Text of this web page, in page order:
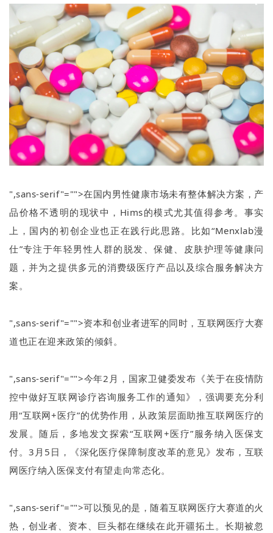
",sans-serif"="">在国内男性健康市场未有整体解决方案，产
品价格不透明的现状中， Hims的模式尤其值得参考。事实
上，国内的初创企业也正在践行此思路。比如“Menxlab漫
仕”专注于年轻男性人群的脱发、保健、皮肤护理等健康问
题，并为之提供多元的消费级医疗产品以及综合服务解决方
案。
",sans-serif"="">资本和创业者进军的同时，互联网医疗大赛
道也正在迎来政策的倾斜。
",sans-serif"="">今年2 月，国家卫健委发布《关于在疫情防
控中做好互联网诊疗咨询服务工作的通知》，强调要充分利
用“互联网+医疗”的优势作用，从政策层面助推互联网医疗的
发展。随后，多地发文探索“互联网+医疗”服务纳入医保支
付。 3 月 5 日，《深化医疗保障制度改革的意见》发布，互联
网医疗纳入医保支付有望走向常态化。
",sans-serif"="">可以预见的是，随着互联网医疗大赛道的火
热，创业者、资本、巨头都在继续在此开疆拓土。长期被忽